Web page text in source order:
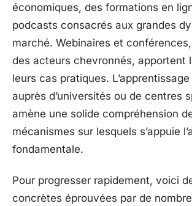
économiques, des formations en
podcasts consacrés aux grandes
marché. Webinaires et
des acteurs chevronnés, apportent
leurs cas pratiques.
auprès d’universités ou de centres
amène une solide compréhension
mécanismes sur lesquels s’appuie
fondamentale.
Pour progresser rapidement, voici
concrètes éprouvées par de